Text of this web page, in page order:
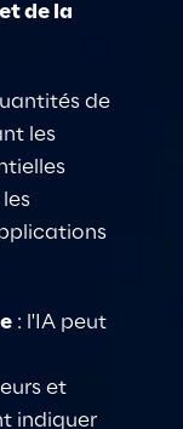
de la
de
les
: l'IA peut
et
indiquer